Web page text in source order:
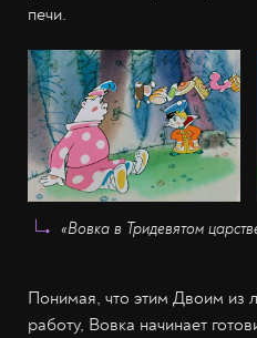
печи.
«Вовка в Тридевятом
Понимая, что этим Двоим из
работу, Вовка начинает